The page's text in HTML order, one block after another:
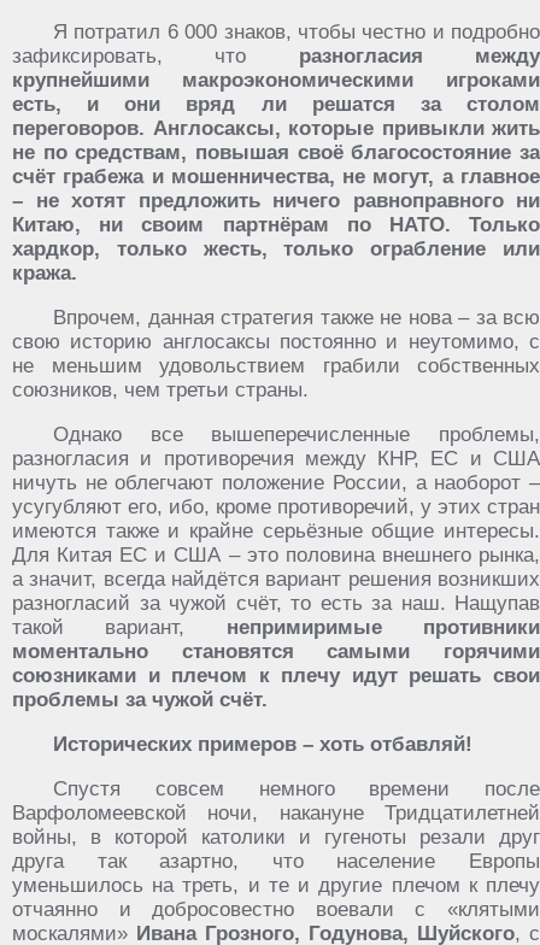
Я потратил 6 000 знаков, чтобы честно и подробно
зафиксировать, что разногласия между
крупнейшими макроэкономическими игроками
есть, и они вряд ли решатся за столом
переговоров. Англосаксы, которые привыкли жить
не по средствам, повышая своё благосостояние за
счёт грабежа и мошенничества, не могут, а главное
– не хотят предложить ничего равноправного ни
Китаю, ни своим партнёрам по НАТО. Только
хардкор, только жесть, только ограбление или
кража.
Впрочем, данная стратегия также не нова – за всю
свою историю англосаксы постоянно и неутомимо, с
не меньшим удовольствием грабили собственных
союзников, чем третьи страны.
Однако все вышеперечисленные проблемы,
разногласия и противоречия между КНР, ЕС и США
ничуть не облегчают положение России, а наоборот –
усугубляют его, ибо, кроме противоречий, у этих стран
имеются также и крайне серьёзные общие интересы.
Для Китая ЕС и США – это половина внешнего рынка,
а значит, всегда найдётся вариант решения возникших
разногласий за чужой счёт, то есть за наш. Нащупав
такой вариант, непримиримые противники
моментально становятся самыми горячими
союзниками и плечом к плечу идут решать свои
проблемы за чужой счёт.
Исторических примеров – хоть отбавляй!
Спустя совсем немного времени после
Варфоломеевской ночи, накануне Тридцатилетней
войны, в которой католики и гугеноты резали друг
друга так азартно, что население Европы
уменьшилось на треть, и те и другие плечом к плечу
отчаянно и добросовестно воевали с «клятыми
москалями» Ивана Грозного, Годунова, Шуйского, с